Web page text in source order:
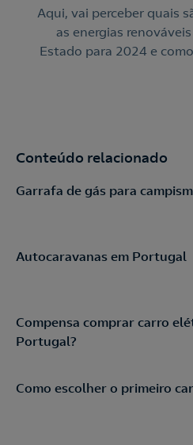
Aqui, vai perceber quais
as energias
Estado para 2024 e
Conteúdo relacionado
Garrafa de gás para
Autocaravanas em Portugal
Compensa comprar carro
Portugal?
Como escolher o primeiro